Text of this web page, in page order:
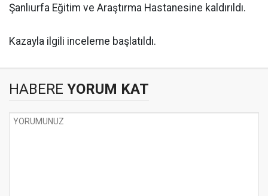
Şanlıurfa Eğitim ve Araştırma Hastanesine kaldırıldı.
Kazayla ilgili inceleme başlatıldı.
HABERE YORUM KAT